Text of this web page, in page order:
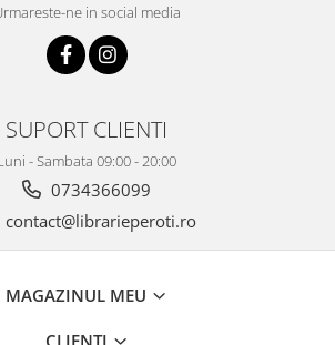
ne in social media
SUPORT CLIENTI
- Sambata 09:00 - 20:00
0734366099
contact@librarieperoti.ro
MAGAZINUL MEU
CLIENTI